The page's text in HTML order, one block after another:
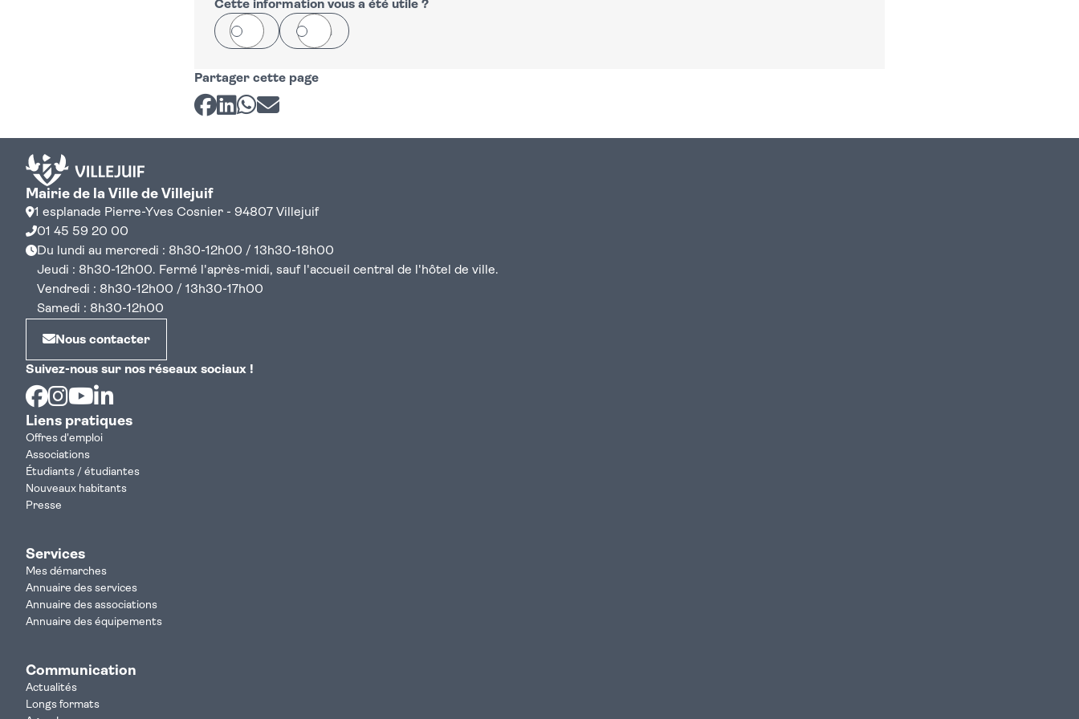
−
Cette information vous a été utile ?
Oui Non
Partager cette page
Partager sur Facebook
Partager sur LinkedIn
Partager sur Whatsapp
Partager par courriel
Mairie de la Ville de Villejuif
1 esplanade Pierre-Yves Cosnier - 94807 Villejuif
01 45 59 20 00
Du lundi au mercredi : 8h30-12h00 / 13h30-18h00
Jeudi : 8h30-12h00. Fermé l'après-midi, sauf l'accueil central de l'hôtel de ville.
Vendredi : 8h30-12h00 / 13h30-17h00
Samedi : 8h30-12h00
Nous contacter
Suivez-nous sur nos réseaux sociaux !
Facebook
Instagram
Youtube
Liens pratiques
Offres d'emploi
Associations
Étudiants / étudiantes
Nouveaux habitants
Presse
Services
Mes démarches
Annuaire des services
Annuaire des associations
Annuaire des équipements
Communication
Actualités
Longs formats